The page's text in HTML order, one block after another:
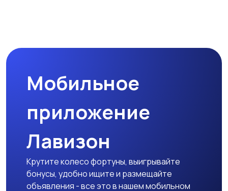
Мобильное
приложение
Лавизон
Крутите колесо фортуны, выигрывайте
бонусы, удобно ищите и размещайте
объявления - все это в нашем мобильном